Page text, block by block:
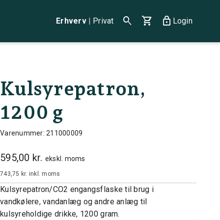
Erhverv | Privat search shopping_cart lock Login
Kulsyrepatron,
1200 g
Varenummer: 211000009
595,00 kr. ekskl. moms
743,75 kr. inkl. moms
Kulsyrepatron/CO2 engangsflaske til brug i
vandkølere, vandanlæg og andre anlæg til
kulsyreholdige drikke, 1200 gram.